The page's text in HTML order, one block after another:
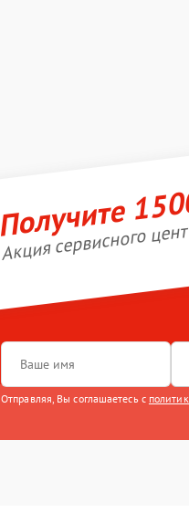
Получите
Акция сервисного
Отправляя, Вы соглашаетесь с